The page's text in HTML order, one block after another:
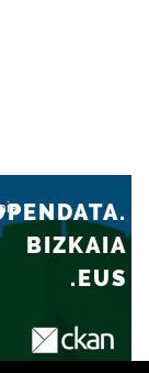
BIZKAIA
.EUS